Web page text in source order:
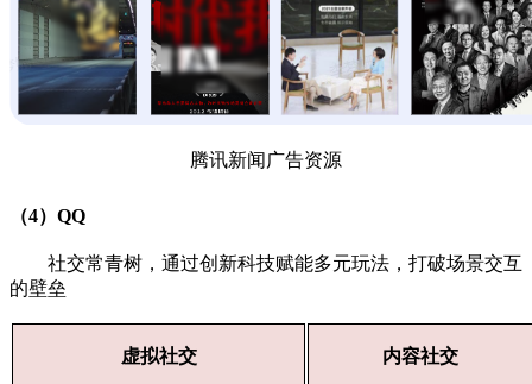
腾讯新闻广告资源
（4）QQ
社交常青树，通过创新科技赋能多元玩法，打破场景交互
的壁垒
虚拟社交 内容社交